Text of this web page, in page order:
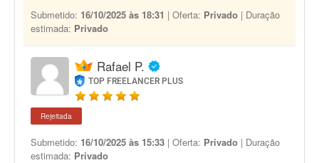
Submetido: 16/10/2025 às 18:31 | Oferta: Privado | Duração
estimada: Privado
Rafael P.
TOP FREELANCER PLUS
Rejeitada
Submetido: 16/10/2025 às 15:33 | Oferta: Privado | Duração
estimada: Privado